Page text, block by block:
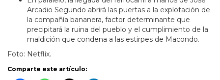
Arcadio Segundo abrirá las puertas a la explotación de
la compañía bananera, factor determinante que
precipitará la ruina del pueblo y el cumplimiento de la
maldición que condena a las estirpes de Macondo.
Foto: Netflix.
Comparte este artículo: